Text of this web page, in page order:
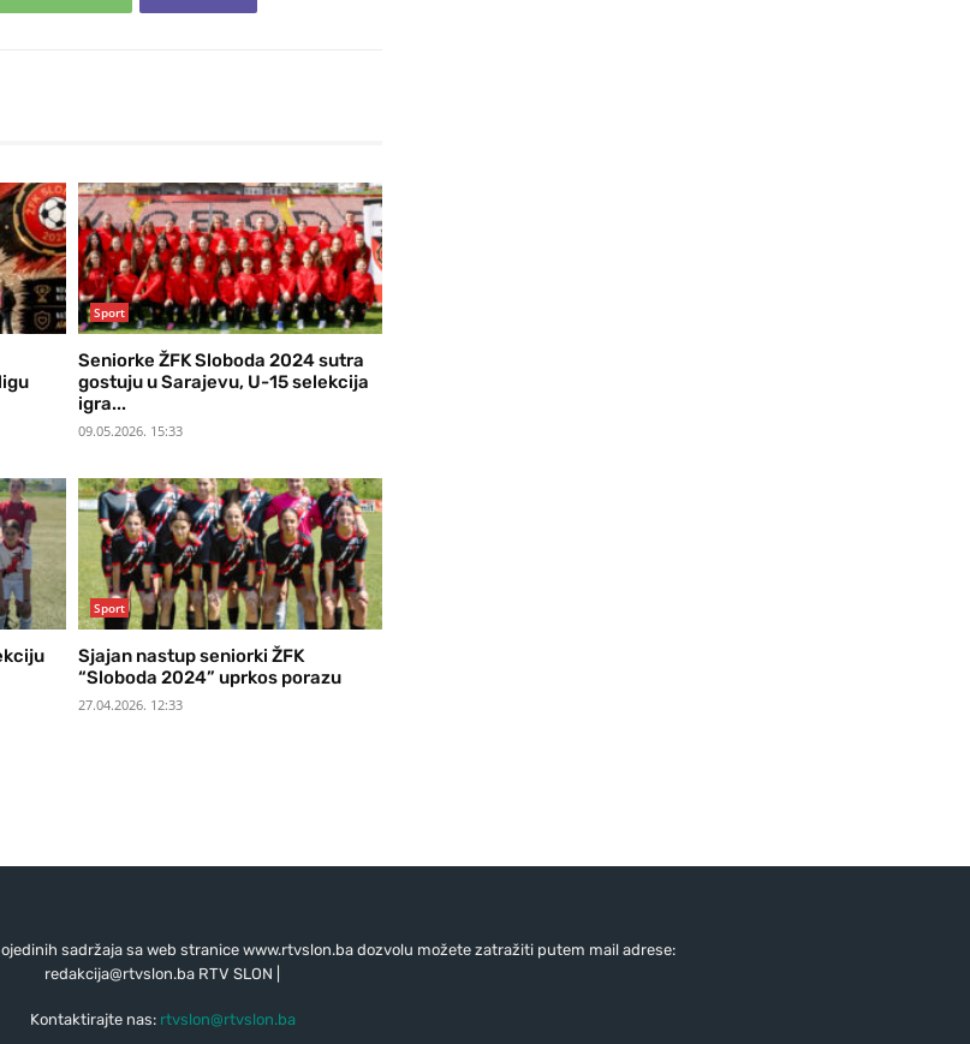
Sport
Seniorke ŽFK Sloboda 2024 sutra
gostuju u Sarajevu, U-15 selekcija
igra...
09.05.2026. 15:33
Sport
Sjajan nastup seniorki ŽFK
“Sloboda 2024” uprkos porazu
27.04.2026. 12:33
sadržaja sa web stranice www.rtvslon.ba dozvolu možete zatražiti putem mail adrese:
redakcija@rtvslon.baRTV SLON |
Kontaktirajte nas: rtvslon@rtvslon.ba